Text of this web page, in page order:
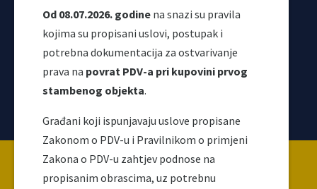
Od 08.07.2026. godine na snazi su pravila
kojima su propisani uslovi, postupak i
potrebna dokumentacija za ostvarivanje
prava na povrat PDV-a pri kupovini prvog
stambenog objekta.
Građani koji ispunjavaju uslove propisane
Zakonom o PDV-u i Pravilnikom o primjeni
Zakona o PDV-u zahtjev podnose na
propisanim obrascima, uz potrebnu
Korisni linkovi
Copyright ©2026 Uprava za indirektno / neizravno
oporezivanje BiH